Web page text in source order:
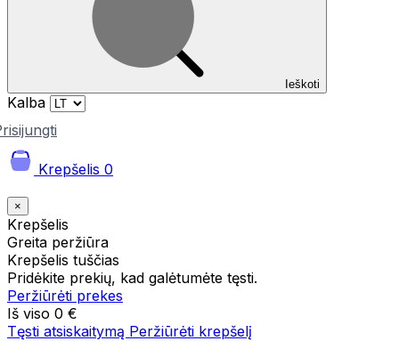
Ieškoti
Kalba
Krepšelis 0
×
Krepšelis
Greita peržiūra
Krepšelis tuščias
Pridėkite prekių, kad galėtumėte tęsti.
Peržiūrėti prekes
Iš viso 0 €
Tęsti atsiskaitymą Peržiūrėti krepšelį